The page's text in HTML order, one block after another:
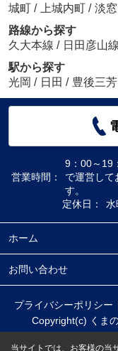
城町 / 上城内町 / 淡窓
路線から探す
久大本線 / 日田彦山線
駅から探す
光岡 / 日田 / 豊後三芳
営業時間：
9：00～
で運営して
す。
定休日：
水
ホーム
お問い合わせ
プライバシーポリシー
Copyright(c) くま
当サイトでは、お客様の当